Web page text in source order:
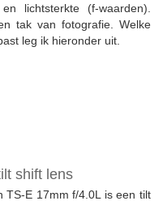
lichtsterkte (f-waarden).
tak van fotografie. Welke
leg ik hieronder uit.
shift lens
TS-E 17mm f/4.0L is een tilt